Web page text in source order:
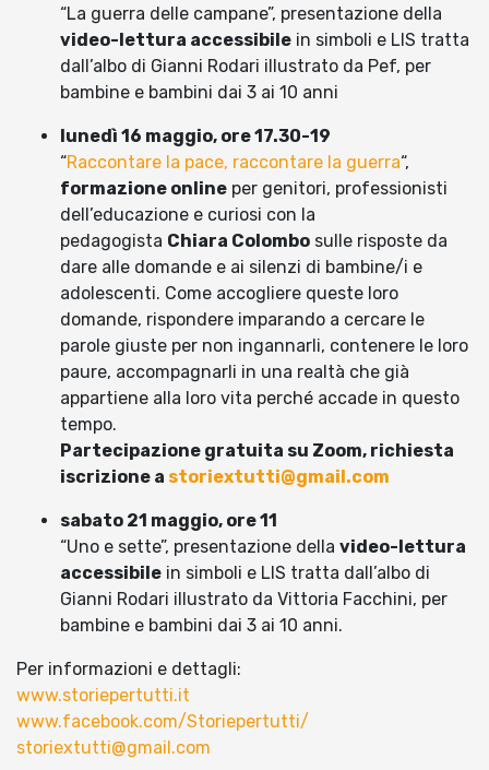
“La guerra delle campane”, presentazione della
video-lettura accessibile in simboli e LIS tratta
dall’albo di Gianni Rodari illustrato da Pef, per
bambine e bambini dai 3 ai 10 anni
lunedì 16 maggio, ore 17.30-19
“Raccontare la pace, raccontare la guerra“,
formazione online per genitori, professionisti
dell’educazione e curiosi con la
pedagogista Chiara Colombo sulle risposte da
dare alle domande e ai silenzi di bambine/i e
adolescenti. Come accogliere queste loro
domande, rispondere imparando a cercare le
parole giuste per non ingannarli, contenere le loro
paure, accompagnarli in una realtà che già
appartiene alla loro vita perché accade in questo
tempo.
Partecipazione gratuita su Zoom, richiesta
iscrizione a storiextutti@gmail.com
sabato 21 maggio, ore 11
“Uno e sette”, presentazione della video-lettura
accessibile in simboli e LIS tratta dall’albo di
Gianni Rodari illustrato da Vittoria Facchini, per
bambine e bambini dai 3 ai 10 anni.
Per informazioni e dettagli:
www.storiepertutti.it
www.facebook.com/Storiepertutti/
storiextutti@gmail.com